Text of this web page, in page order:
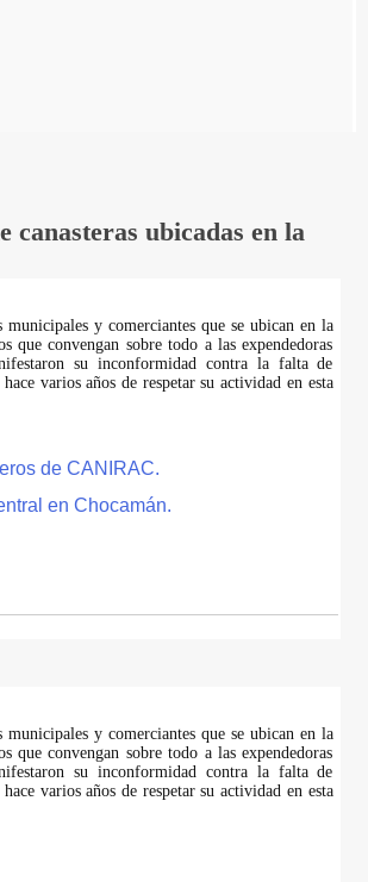
canasteras ubicadas en la
y comerciantes que se ubican en la
que convengan sobre todo a las expendedoras
su inconformidad contra la falta de
varios años de respetar su actividad en esta
de CANIRAC.
en Chocamán.
y comerciantes que se ubican en la
que convengan sobre todo a las expendedoras
su inconformidad contra la falta de
varios años de respetar su actividad en esta